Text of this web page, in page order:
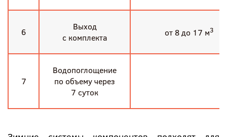
6
Выход
с комплекта
от 8 до 17 м3
7
Водопоглощение
по объему через
7 суток